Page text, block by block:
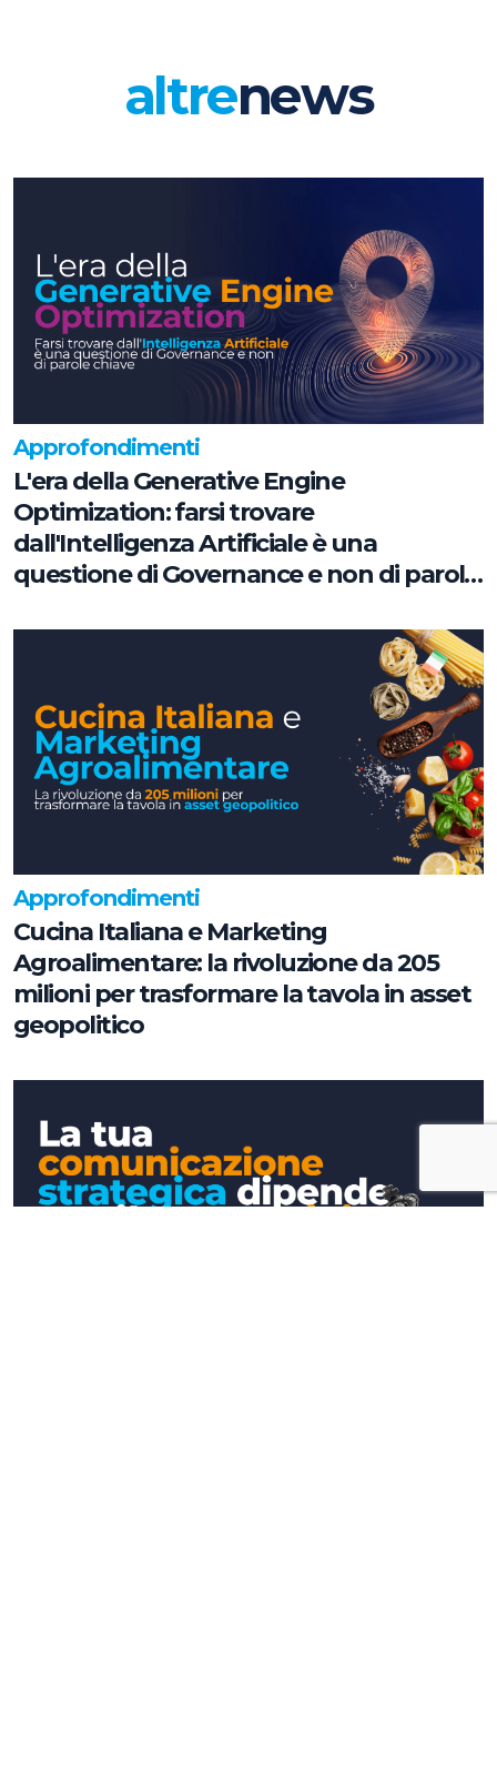
altrenews
Approfondimenti
L'era della Generative Engine
Optimization: farsi trovare
dall'Intelligenza Artificiale è una
questione di Governance e non di parole
Approfondimenti
Cucina Italiana e Marketing
Agroalimentare: la rivoluzione da 205
milioni per trasformare la tavola in asset
geopolitico